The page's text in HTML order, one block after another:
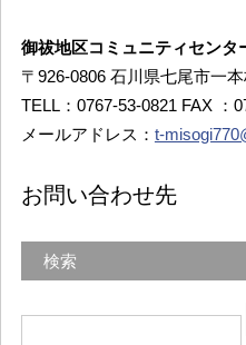
御祓地区コミュニティセンタ
〒926-0806 石川県七尾市一
TELL：0767-53-0821 FAX ：
メールアドレス： t-
お問い合わせ先
検索